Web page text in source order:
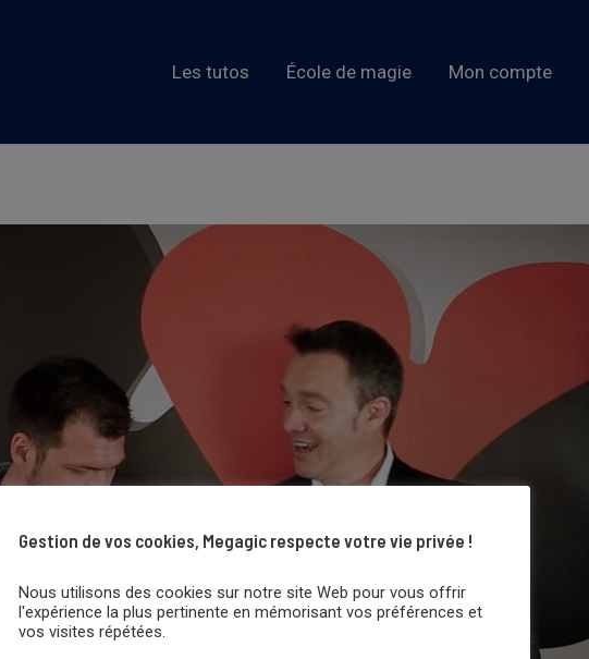
Les tutos École de magie Mon compte
Gestion de vos cookies, Megagic respecte votre vie privée !
Nous utilisons des cookies sur notre site Web pour vous offrir
l'expérience la plus pertinente en mémorisant vos préférences et
vos visites répétées.